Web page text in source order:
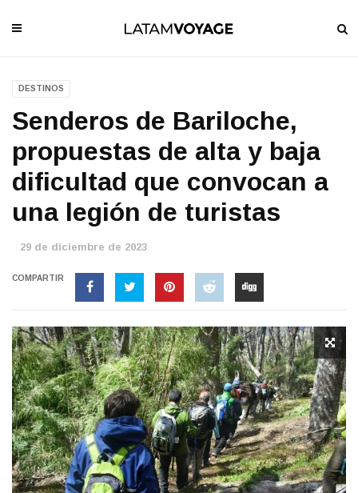
DESTINOS
Senderos de Bariloche,
propuestas de alta y baja
dificultad que convocan a
una legión de turistas
29 de diciembre de 2023
COMPARTIR